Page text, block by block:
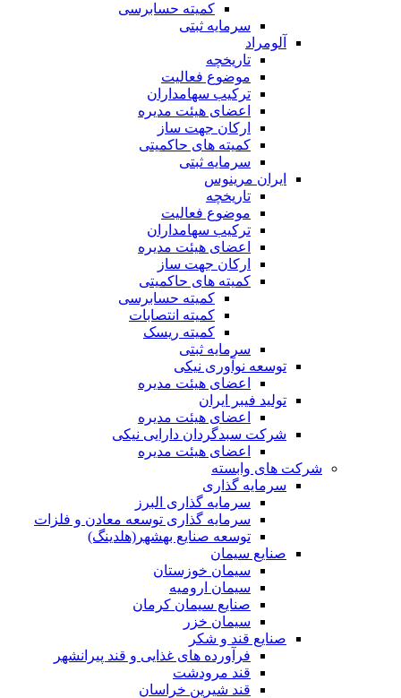
کمیته حسابرسی
سرمایه ثبتی
آلومراد
تاریخچه
موضوع فعالیت
ترکیب سهامداران
اعضای هیئت مدیره
ارکان جهت ساز
کمیته های حاکمیتی
سرمایه ثبتی
ایران مرینوس
تاریخچه
موضوع فعالیت
ترکیب سهامداران
اعضای هیئت مدیره
ارکان جهت ساز
کمیته های حاکمیتی
کمیته حسابرسی
کمیته انتصابات
کمیته ریسک
سرمایه ثبتی
توسعه نوآوری نیکی
اعضای هیئت مدیره
تولید فیبر ایران
اعضای هیئت مدیره
شرکت سبدگردان دارایی نیکی
اعضای هیئت مدیره
شرکت های وابسته
سرمایه گذاری
سرمایه گذاری البرز
سرمایه گذاری توسعه معادن و فلزات
توسعه‌ صنایع‌ بهشهر(هلدینگ)
صنایع سیمان
سیمان خوزستان
سیمان ارومیه
صنایع سیمان کرمان
سیمان خزر
صنایع قند و شکر
فرآورده های غذایی و قند پیرانشهر
قند مرودشت
قند شیرین خراسان